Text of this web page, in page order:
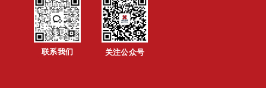
联系我们 关注公众号